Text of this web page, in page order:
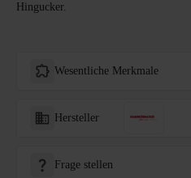
Hingucker.
Wesentliche Merkmale
Hersteller
Frage stellen